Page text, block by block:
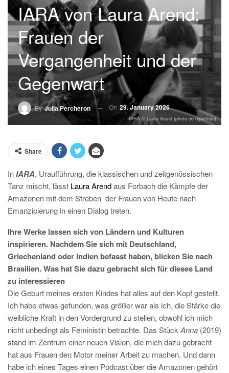
IARA von Laura Arend:
Frauen der
Vergangenheit und der
Gegenwart
ByJulia Percheron On 29. January 2026
IARA © Laura Arend (photo de répétition)
Share
InIARA, Uraufführung, die klassischen und zeitgenössischen
Tanz mischt, lässt Laura Arendaus Forbach die Kämpfe der
Amazonen mit dem Streben der Frauen von Heute nach
Emanzipierung in einen Dialog treten.
Ihre Werke lassen sich von Ländern und Kulturen
inspirieren. Nachdem Sie sich mit Deutschland,
Griechenland oder Indien befasst haben, blicken Sie nach
Brasilien. Was hat Sie dazu gebracht sich für dieses Land
zu interessieren
Die Geburt meines ersten Kindes hat alles auf den Kopf gestellt.
Ich habe etwas gefunden, was größer war als ich, die Stärke die
weibliche Kraft in den Vordergrund zu stellen, obwohl ich mich
nicht unbedingt als Feministin betrachte. Das Stück Anna (2019)
stand im Zentrum einer neuen Vision, die mich dazu gebracht
hat aus Frauen den Motor meiner Arbeit zu machen. Und dann
habe ich eines Tages einen Podcast über die Amazonen gehört